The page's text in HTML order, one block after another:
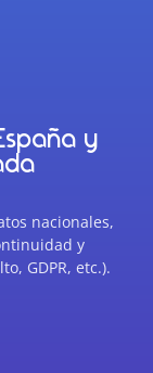
y
nacionales,
y
GDPR, etc.).